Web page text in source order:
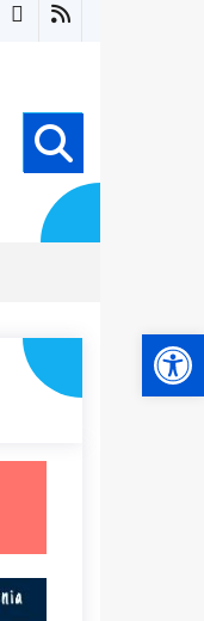
Otwórz pasek narzędzi